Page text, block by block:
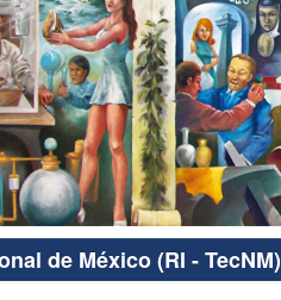
de México (RI - TecNM)